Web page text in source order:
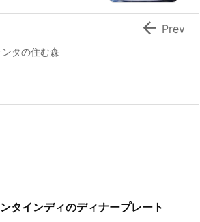
ンタの住む森
 Prev
タインディのディナープレート